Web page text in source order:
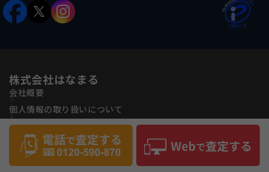
株式会社はなまる
会社概要
個人情報の取り扱いについて
古物営業法に基づく表記
反社会的勢力に対する基本方針
サイトマップ